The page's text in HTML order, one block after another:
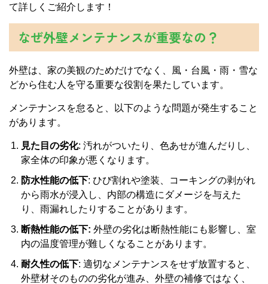
て詳しくご紹介します！
なぜ外壁メンテナンスが重要なの？
外壁は、家の美観のためだけでなく、風・台風・雨・雪な
どから住む人を守る重要な役割を果たしています。
メンテナンスを怠ると、以下のような問題が発生すること
があります。
見た目の劣化: 汚れがついたり、色あせが進んだりし、
家全体の印象が悪くなります。
防水性能の低下: ひび割れや塗装、コーキングの剥がれ
から雨水が浸入し、内部の構造にダメージを与えた
り、雨漏れしたりすることがあります。
断熱性能の低下: 外壁の劣化は断熱性能にも影響し、室
内の温度管理が難しくなることがあります。
耐久性の低下: 適切なメンテナンスをせず放置すると、
外壁材そのものの劣化が進み、外壁の補修ではなく、